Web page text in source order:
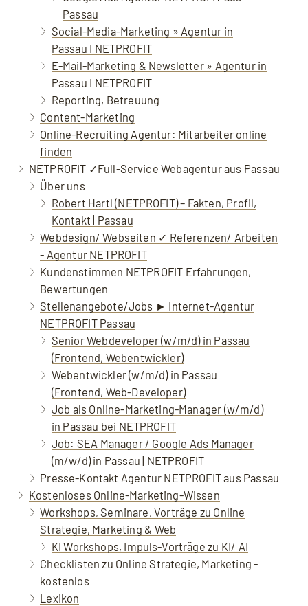
Passau
Social-Media-Marketing » Agentur in
Passau I NETPROFIT
E-Mail-Marketing & Newsletter » Agentur in
Passau I NETPROFIT
Reporting, Betreuung
Content-Marketing
Online-Recruiting Agentur: Mitarbeiter online
finden
NETPROFIT ✓Full-Service Webagentur aus Passau
Über uns
Robert Hartl (NETPROFIT) – Fakten, Profil,
Kontakt | Passau
Webdesign/ Webseiten ✓ Referenzen/ Arbeiten
- Agentur NETPROFIT
Kundenstimmen NETPROFIT Erfahrungen,
Bewertungen
Stellenangebote/Jobs ► Internet-Agentur
NETPROFIT Passau
Senior Webdeveloper (w/m/d) in Passau
(Frontend, Webentwickler)
Webentwickler (w/m/d) in Passau
(Frontend, Web-Developer)
Job als Online-Marketing-Manager (w/m/d)
in Passau bei NETPROFIT
Job: SEA Manager / Google Ads Manager
(m/w/d) in Passau | NETPROFIT
Presse-Kontakt Agentur NETPROFIT aus Passau
Kostenloses Online-Marketing-Wissen
Workshops, Seminare, Vorträge zu Online
Strategie, Marketing & Web
KI Workshops, Impuls-Vorträge zu KI/ AI
Checklisten zu Online Strategie, Marketing -
kostenlos
Lexikon